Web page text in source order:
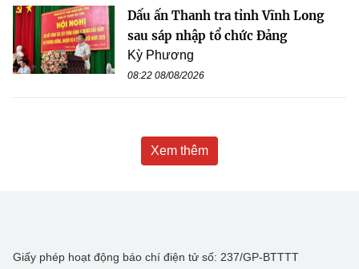
Dấu ấn Thanh tra tỉnh Vĩnh Long
sau sáp nhập tổ chức Đảng
Kỳ Phương
08:22 08/08/2026
Xem thêm
Giấy phép hoạt động báo chí điện tử số: 237/GP-BTTTT